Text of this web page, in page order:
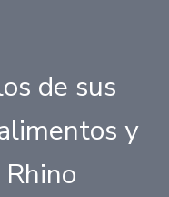
de sus
y